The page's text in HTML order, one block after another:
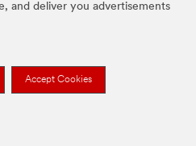
and deliver you advertisements
Accept Cookies